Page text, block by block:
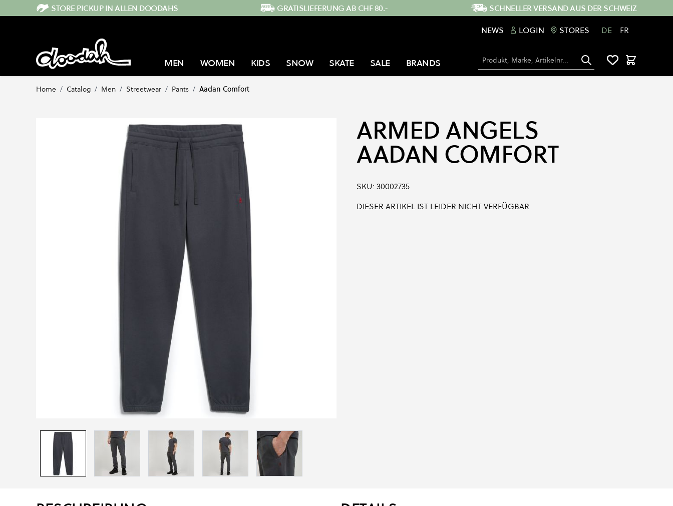
Direkt zum InhaltSTORE PICKUP IN ALLEN DOODAHS GRATISLIEFERUNG AB CHF 80.-
SCHNELLER VERSAND AUS DER SCHWEIZ
NEWS
LOGIN STORES DE FR
MEN WOMEN KIDS SNOW SKATE SALE BRANDS Suche Warenkorb
Home / Catalog / Men / Streetwear / Pants / Aadan Comfort
ARMED ANGELS
AADAN COMFORT
SKU: 30002735
DIESER ARTIKEL IST LEIDER NICHT VERFÜGBAR